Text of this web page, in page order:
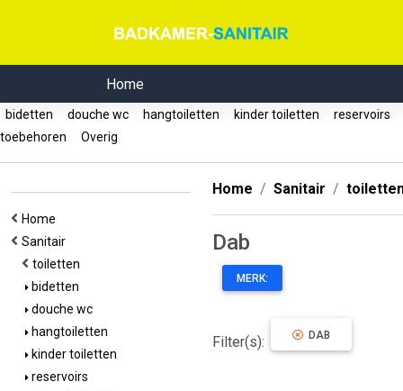
Home
bidetten douche wc hangtoiletten kinder toiletten reservoirs
toebehoren
Overig
Home
Sanitair
toiletten
bidetten
douche wc
hangtoiletten
kinder toiletten
reservoirs
Home Sanitair
Dab
MERK:
Filter(s): DAB